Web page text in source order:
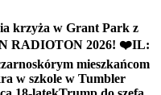
krzyża w Grant Park z
RADIOTON 2026! ❤️IL:
mieszkańcom
w szkole w Tumbler